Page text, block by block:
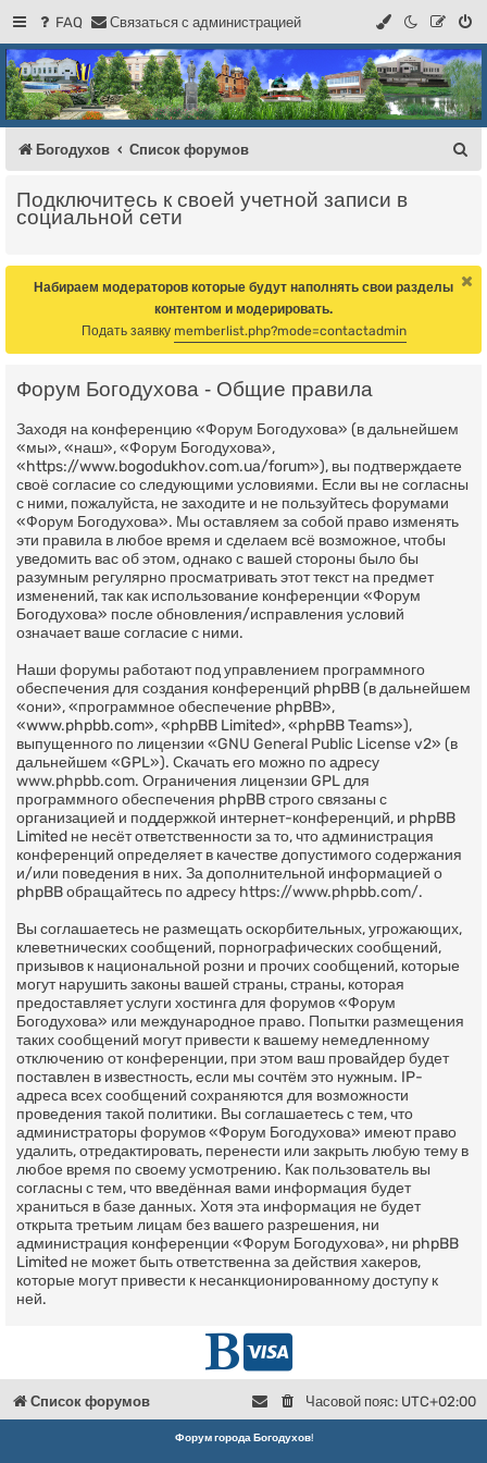
FAQ Связаться с администрацией
Регистрация
Форум Богодухова
Богодухов
Богодухов Список форумов
к
Подключитесь к своей учетной записи в
социальной сети
Набираем модераторов которые будут наполнять свои разделы
контентом и модерировать.
Подать заявку memberlist.php?mode=contactadmin
Форум Богодухова - Общие правила
Заходя на конференцию «Форум Богодухова» (в дальнейшем
«мы», «наш», «Форум Богодухова»,
«https://www.bogodukhov.com.ua/forum»), вы подтверждаете
своё согласие со следующими условиями. Если вы не согласны
с ними, пожалуйста, не заходите и не пользуйтесь форумами
«Форум Богодухова». Мы оставляем за собой право изменять
эти правила в любое время и сделаем всё возможное, чтобы
уведомить вас об этом, однако с вашей стороны было бы
разумным регулярно просматривать этот текст на предмет
изменений, так как использование конференции «Форум
Богодухова» после обновления/исправления условий
означает ваше согласие с ними.
Наши форумы работают под управлением программного
обеспечения для создания конференций phpBB (в дальнейшем
«они», «программное обеспечение phpBB»,
«www.phpbb.com», «phpBB Limited», «phpBB Teams»),
выпущенного по лицензии «GNU General Public License v2» (в
дальнейшем «GPL»). Скачать его можно по адресу
www.phpbb.com. Ограничения лицензии GPL для
программного обеспечения phpBB строго связаны с
организацией и поддержкой интернет-конференций, и phpBB
Limited не несёт ответственности за то, что администрация
конференций определяет в качестве допустимого содержания
и/или поведения в них. За дополнительной информацией о
phpBB обращайтесь по адресу https://www.phpbb.com/.
Вы соглашаетесь не размещать оскорбительных, угрожающих,
клеветнических сообщений, порнографических сообщений,
призывов к национальной розни и прочих сообщений, которые
могут нарушить законы вашей страны, страны, которая
предоставляет услуги хостинга для форумов «Форум
Богодухова» или международное право. Попытки размещения
таких сообщений могут привести к вашему немедленному
отключению от конференции, при этом ваш провайдер будет
поставлен в известность, если мы сочтём это нужным. IP-
адреса всех сообщений сохраняются для возможности
проведения такой политики. Вы соглашаетесь с тем, что
администраторы форумов «Форум Богодухова» имеют право
удалить, отредактировать, перенести или закрыть любую тему в
любое время по своему усмотрению. Как пользователь вы
согласны с тем, что введённая вами информация будет
храниться в базе данных. Хотя эта информация не будет
открыта третьим лицам без вашего разрешения, ни
администрация конференции «Форум Богодухова», ни phpBB
Limited не может быть ответственна за действия хакеров,
которые могут привести к несанкционированному доступу к
ней.
Г
в
D
o
n
Список форумов Часовой пояс: UTC+02:00
Форум города Богодухов!